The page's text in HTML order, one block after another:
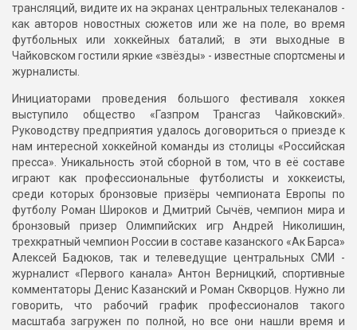
трансляций, видите их на экранах центральных телеканалов -
как авторов новостных сюжетов или же на поле, во время
футбольных или хоккейных баталий; в эти выходные в
Чайковском гостили яркие «звёзды» - известные спортсмены и
журналисты.
Инициаторами проведения большого фестиваля хоккея
выступило общество «Газпром Трансгаз Чайковский».
Руководству предприятия удалось договориться о приезде к
нам интересной хоккейной команды из столицы «Российская
пресса». Уникальность этой сборной в том, что в её составе
играют как профессиональные футболисты и хоккеисты,
среди которых бронзовые призёры чемпионата Европы по
футболу Роман Широков и Дмитрий Сычёв, чемпион мира и
бронзовый призер Олимпийских игр Андрей Николишин,
трехкратный чемпион России в составе казанского «Ак Барса»
Алексей Бадюков, так и телеведущие центральных СМИ -
журналист «Первого канала» Антон Верницкий, спортивные
комментаторы Денис Казанский и Роман Скворцов. Нужно ли
говорить, что рабочий график профессионалов такого
масштаба загружен по полной, но все они нашли время и